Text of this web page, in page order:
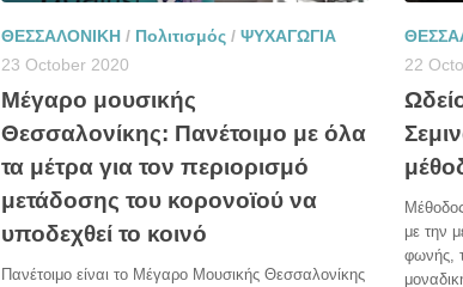
ΘΕΣΣΑΛΟΝΙΚΗ / Πολιτισμός / ΨΥΧΑΓΩΓΙΑ
23 October 2020
Μέγαρο μουσικής
Θεσσαλονίκης: Πανέτοιμο με όλα
τα μέτρα για τον περιορισμό
μετάδοσης του κορονοϊού να
υποδεχθεί το κοινό
Πανέτοιμο είναι το Μέγαρο Μουσικής Θεσσαλονίκης
22
με την
φωνής,